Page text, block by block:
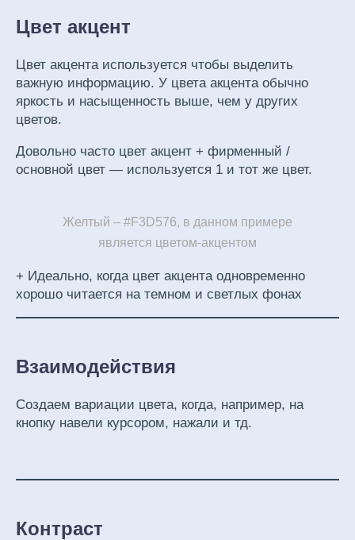
Цвет акцент
Цвет акцента используется чтобы выделить
важную информацию. У цвета акцента обычно
яркость и насыщенность выше, чем у других
цветов.
Довольно часто цвет акцент + фирменный /
основной цвет — используется 1 и тот же цвет.
Желтый – #F3D576, в данном примере
является цветом-акцентом
+ Идеально, когда цвет акцента одновременно
хорошо читается на темном и светлых фонах
Взаимодействия
Создаем вариации цвета, когда, например, на
кнопку навели курсором, нажали и тд.
Контраст